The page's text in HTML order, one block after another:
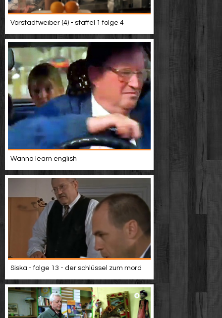
Vorstadtweiber (4) - staffel 1 folge 4
Wanna learn english
Siska - folge 13 - der schlüssel zum mord